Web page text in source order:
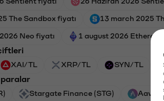
The Sandbox fiyatı 13 march 2025
Neo fiyatı 1 august 2026 Ethereum
XAI/TL XRP/TL SYN/TL
Stargate Finance (STG) Aave